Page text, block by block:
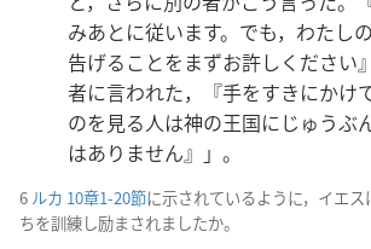
みあとに従います。でも，わたし
告げることをまずお許しください
者に言われた，『手をすきにかけ
のを見る人は神の王国にじゅうぶ
はありません』」。
6 ルカ 10章1-20節に示されているように，イエ
ちを訓練し励まされましたか。